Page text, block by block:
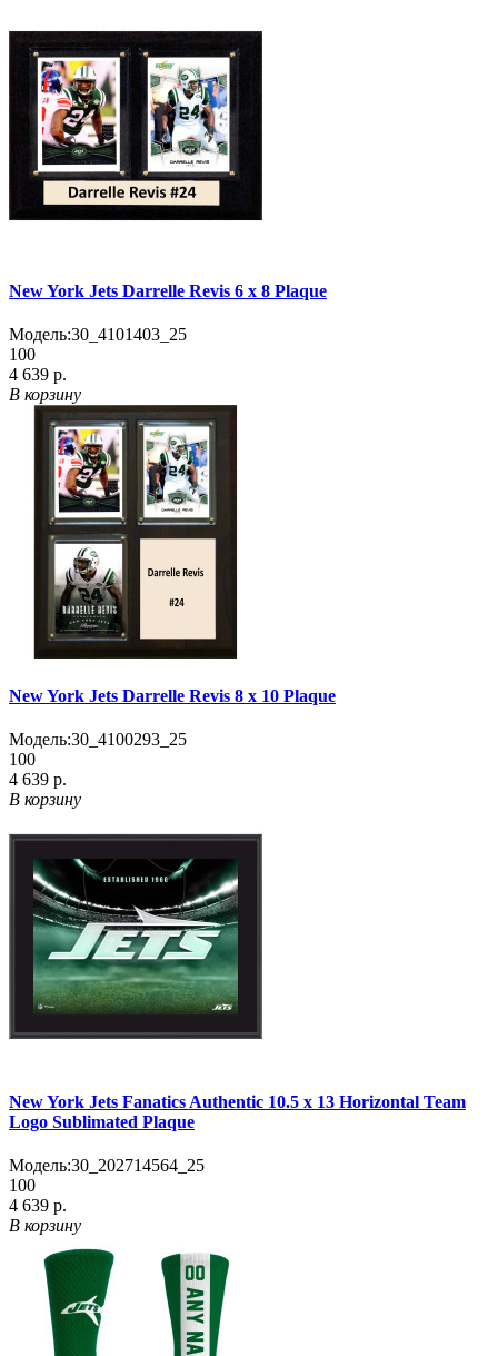
New York Jets Darrelle Revis 6 x 8 Plaque
Модель:30_4101403_25
100
4 639 р.
В корзину
New York Jets Darrelle Revis 8 x 10 Plaque
Модель:30_4100293_25
100
4 639 р.
В корзину
New York Jets Fanatics Authentic 10.5 x 13 Horizontal Team
Logo Sublimated Plaque
Модель:30_202714564_25
100
4 639 р.
В корзину